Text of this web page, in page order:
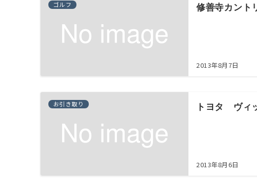
ゴルフ 修善寺カント
2013年8月7日
お引き取り トヨタ ヴィ
2013年8月6日